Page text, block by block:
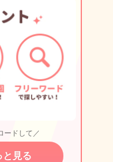
ードして／
と見る